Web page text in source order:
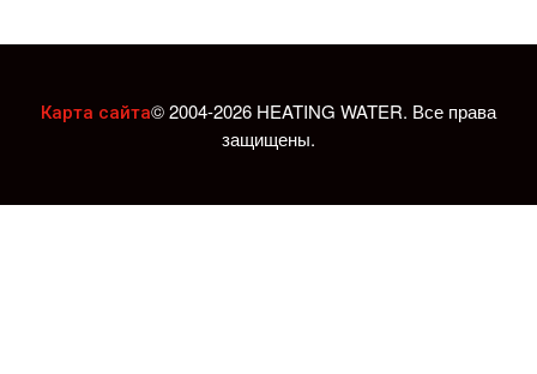
Карта сайта© 2004-2026 HEATING WATER. Все права
защищены.